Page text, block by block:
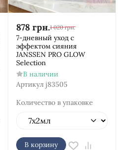
878 грн.1 020 грн.
7-дневный уход с
эффектом сияния
JANSSEN PRO GLOW
Selection
В наличии
Артикул j83505
Количество в упаковке
В корзину